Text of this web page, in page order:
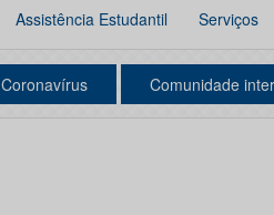
Assistência Estudantil Serviços
Coronavírus Comunidade